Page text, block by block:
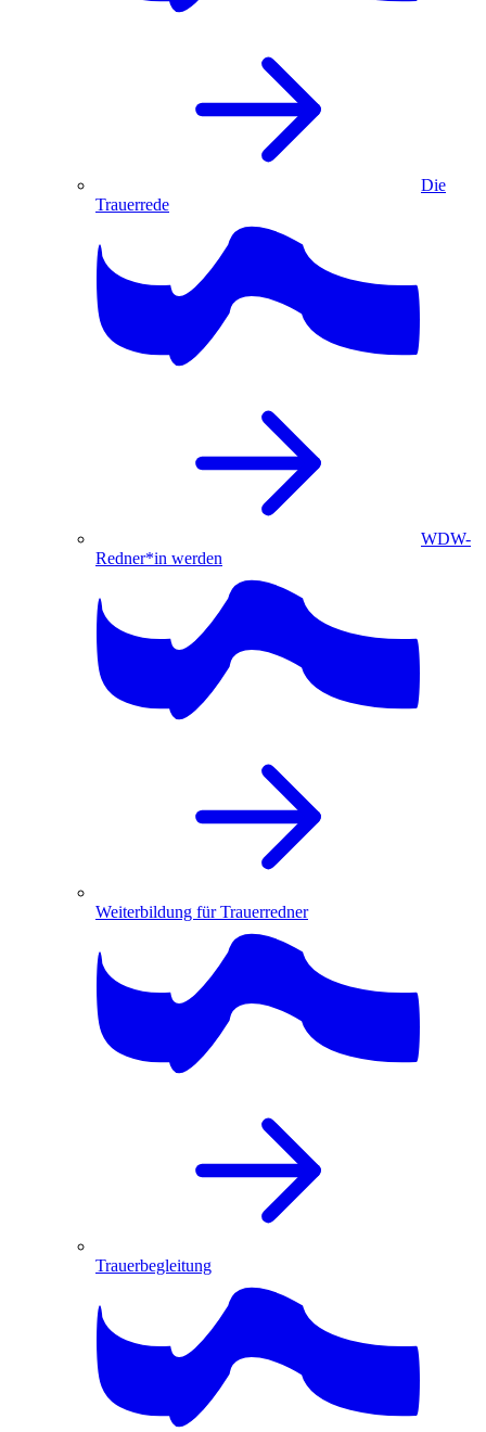
Die
Trauerrede
WDW-
Redner*in werden
Weiterbildung für Trauerredner
Trauerbegleitung